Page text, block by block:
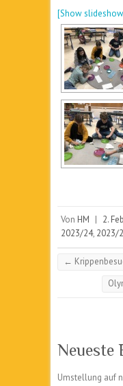
[Show
Von HM | 2.
2023/24, 2023/
←
Neueste
Umstellung auf